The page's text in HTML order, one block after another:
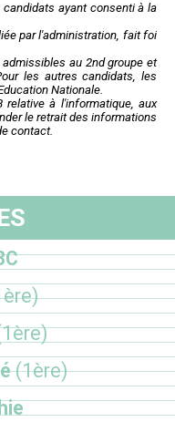
ayant consenti à la
par l'administration, fait foi
au 2nd groupe et
les autres candidats, les
Nationale.
à l'informatique, aux
le retrait des informations
contact.
(1ère)